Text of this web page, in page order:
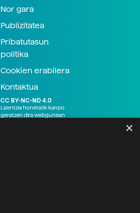
Nor gara
Publizitatea
Pribatutasun
politika
Cookien erabilera
Kontaktua
CC BY-NC-ND 4.0
Lizentzia honetatik kanpo
geratzen dira webgunean
×